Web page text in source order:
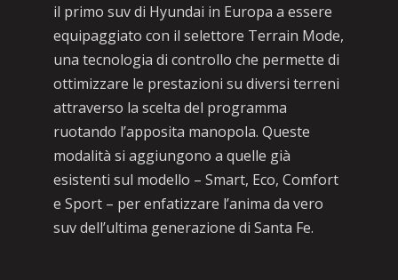
il primo suv di Hyundai in Europa a essere
equipaggiato con il selettore Terrain Mode,
una tecnologia di controllo che permette di
ottimizzare le prestazioni su diversi terreni
attraverso la scelta del programma
ruotando l’apposita manopola. Queste
modalità si aggiungono a quelle già
esistenti sul modello – Smart, Eco, Comfort
e Sport – per enfatizzare l’anima da vero
suv dell’ultima generazione di Santa Fe.